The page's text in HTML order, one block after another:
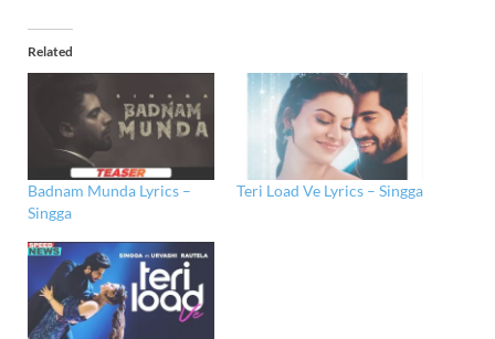
Related
Badnam Munda Lyrics –
Singga
Teri Load Ve Lyrics – Singga